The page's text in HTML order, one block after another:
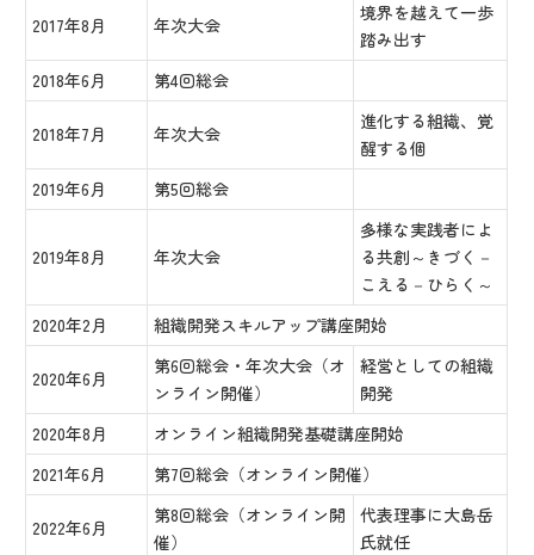
2017年8月 年次大会
境界を越えて一歩
踏み出す
2018年6月
第4回総会
2018年7月 年次大会
進化する組織、覚
醒する個
2019年6月
第5回総会
2019年8月 年次大会
多様な実践者によ
る共創～きづく－
こえる－ひらく～
2020年2月
組織開発スキルアップ講座開始
2020年6月
第6回総会・年次大会（オ
ンライン開催）
経営としての組織
開発
2020年8月
オンライン組織開発基礎講座開始
2021年6月
第7回総会（オンライン開催）
2022年6月
第8回総会（オンライン開
催）
代表理事に大島岳
氏就任